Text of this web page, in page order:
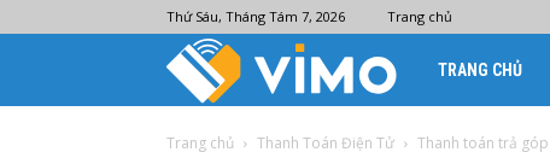
Thứ Sáu, Tháng Tám 7, 2026 Trang chủ
điện
TRANG CHỦ
Trang chủ Thanh Toán Điện Tử Thanh toán trả góp